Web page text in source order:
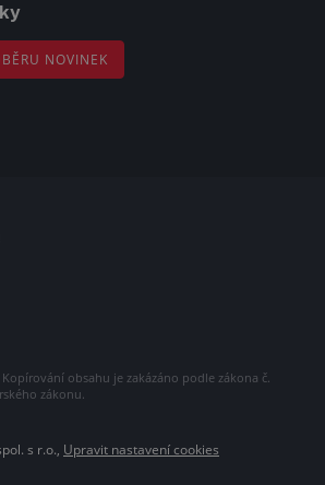
NOVINEK
obsahu je zakázáno podle zákona č.
zákonu.
s r.o., Upravit nastavení cookies